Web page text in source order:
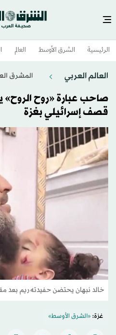
الرئيسية الشرق الأوسط​ العالم
العالم العربي المشرق
صاحب عبارة «روح الروح»
قصف إسرائيلي بغزة
خالد نبهان يحتضن حفيدته ريم بعد
غزة:«الشرق الأوسط»